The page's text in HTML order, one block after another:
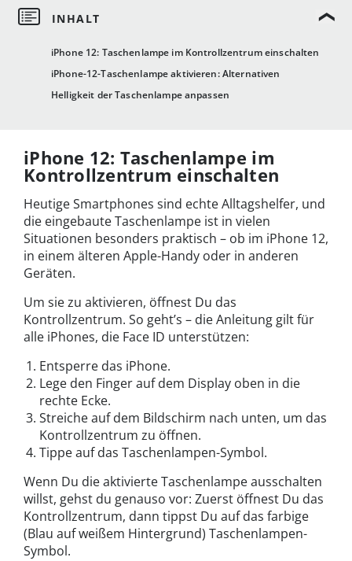
iPhone 12: Taschenlampe im Kontrollzentrum einschalten
iPhone-12-Taschenlampe aktivieren: Alternativen
Helligkeit der Taschenlampe anpassen
iPhone 12: Taschenlampe im
Kontrollzentrum einschalten
Heutige Smartphones sind echte Alltagshelfer, und
die eingebaute Taschenlampe ist in vielen
Situationen besonders praktisch – ob im iPhone 12,
in einem älteren Apple-Handy oder in anderen
Geräten.
Um sie zu aktivieren, öffnest Du das
Kontrollzentrum. So geht’s – die Anleitung gilt für
alle iPhones, die Face ID unterstützen:
Entsperre das iPhone.
Lege den Finger auf dem Display oben in die
rechte Ecke.
Streiche auf dem Bildschirm nach unten, um das
Kontrollzentrum zu öffnen.
Tippe auf das Taschenlampen-Symbol.
Wenn Du die aktivierte Taschenlampe ausschalten
willst, gehst du genauso vor: Zuerst öffnest Du das
Kontrollzentrum, dann tippst Du auf das farbige
(Blau auf weißem Hintergrund) Taschenlampen-
Symbol.